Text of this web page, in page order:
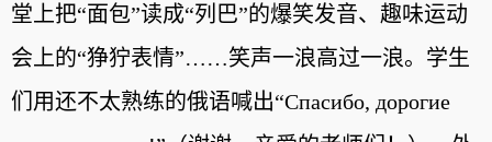
堂上把“面包”读成“列巴”的爆笑发音、趣味运动
会上的“狰狞表情”……笑声一浪高过一浪。学生
们用还不太熟练的俄语喊出“Спасибо, дорогие